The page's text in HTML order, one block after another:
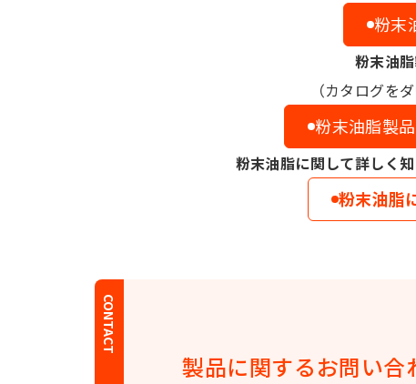
粉末
粉末油
（カタログを
粉末油脂製
粉末油脂に関して詳しく
粉末油脂
CONTACT
製品に関するお問い合